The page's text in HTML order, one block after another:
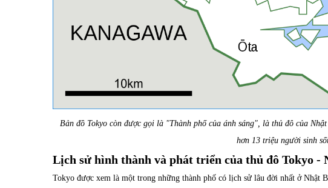
Bản đồ Tokyo còn được gọi là "Thành phố của ánh sáng", là thủ đô của
hơn 13 triệu người sinh
Lịch sử hình thành và phát triển của thủ đô Tokyo -
Tokyo được xem là một trong những thành phố có lịch sử lâu đời nhất ở Nhật